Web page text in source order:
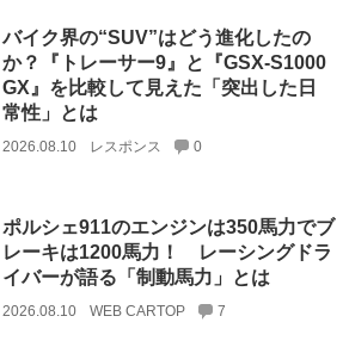
バイク界の“SUV”はどう進化したの
か？『トレーサー9』と『GSX-S1000
GX』を比較して見えた「突出した日
常性」とは
2026.08.10 レスポンス 0
ポルシェ911のエンジンは350馬力でブ
レーキは1200馬力！ レーシングドラ
イバーが語る「制動馬力」とは
2026.08.10 WEB CARTOP 7